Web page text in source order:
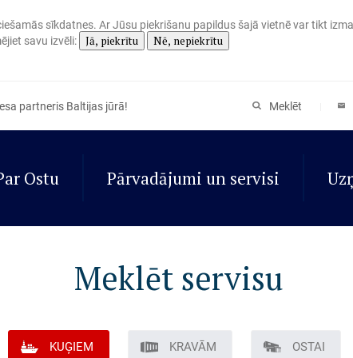
sīkdatnes. Ar Jūsu piekrišanu papildus šajā vietnē var tikt
savu izvēli:
Jā, piekrītu Nē, nepiekrītu
partneris Baltijas jūrā! Meklēt
Ostu Pārvadājumi un servisi
Meklēt servisu
KUĢIEM KRAVĀM OSTAI